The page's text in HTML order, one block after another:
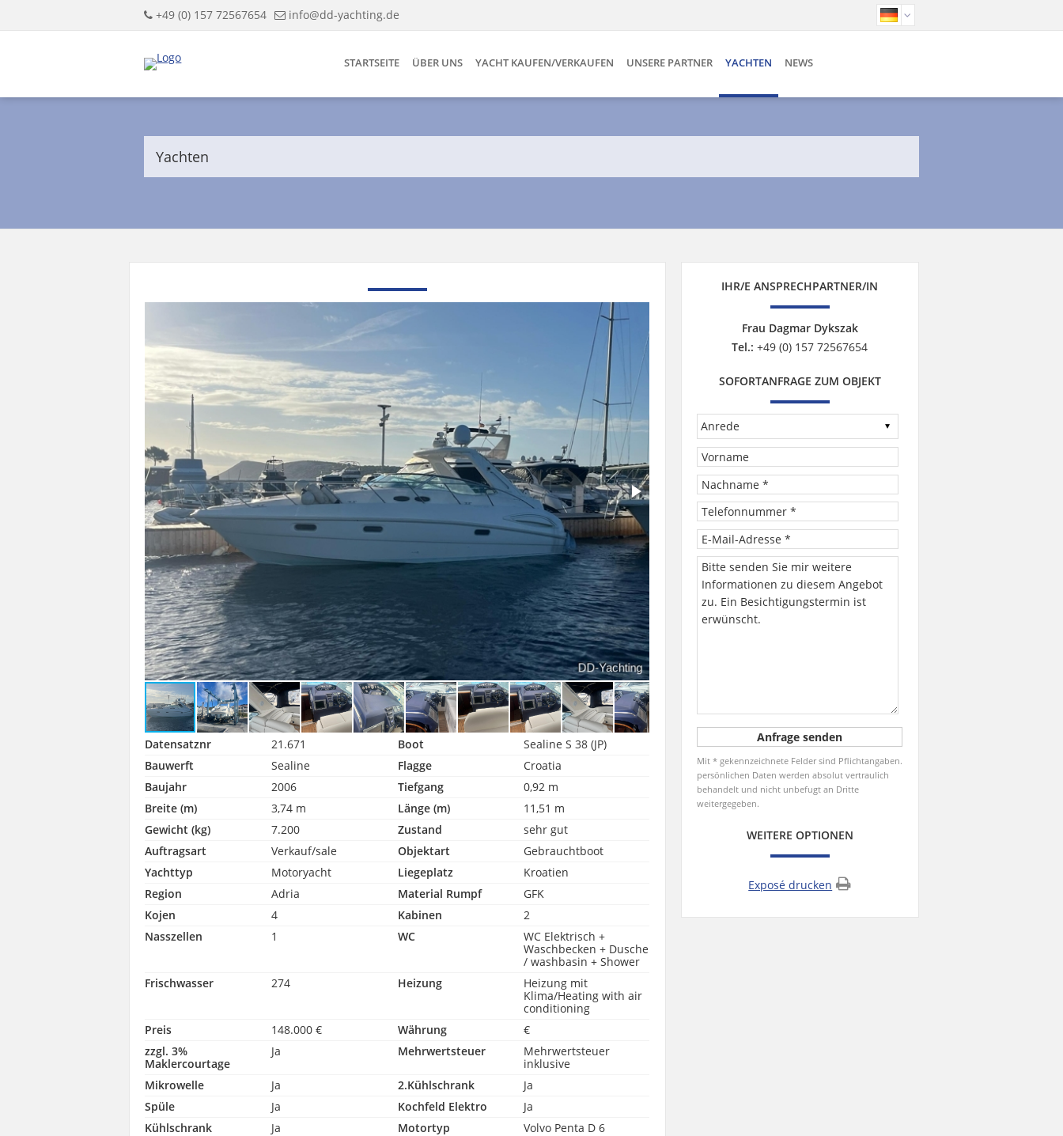
+49 (0) 157 72567654 info@dd-yachting.de
STARTSEITE ÜBER UNS YACHT KAUFEN/VERKAUFEN UNSERE PARTNER YACHTEN NEWS
Yachten
Datensatznr 21.671 Boot
Sealine S 38 (JP)
Bauwerft
Sealine Flagge
Croatia
Baujahr
2006 Tiefgang
0,92 m
Breite (m)
3,74 m Länge (m)
11,51 m
Gewicht (kg)
7.200 Zustand
sehr gut
Auftragsart
Verkauf/sale Objektart
Gebrauchtboot
Yachttyp
Motoryacht Liegeplatz
Kroatien
Region
Adria Material Rumpf
GFK
Kojen
4 Kabinen
2
Nasszellen
1 WC
WC Elektrisch +
Waschbecken + Dusche
/ washbasin + Shower
Frischwasser
274 Heizung
Heizung mit
Klima/Heating with air
conditioning
Preis
148.000 € Währung
€
zzgl. 3%
Maklercourtage
Ja Mehrwertsteuer
Mehrwertsteuer
inklusive
Mikrowelle
Ja 2.Kühlschrank
Ja
Spüle
Ja Kochfeld Elektro
Ja
Kühlschrank
Ja Motortyp
Volvo Penta D 6
IHR/E ANSPRECHPARTNER/IN
Frau Dagmar Dykszak
Tel.: +49 (0) 157 72567654
SOFORTANFRAGE ZUM OBJEKT
Mit * gekennzeichnete Felder sind Pflichtangaben.
persönlichen Daten werden absolut vertraulich
behandelt und nicht unbefugt an Dritte
weitergegeben.
WEITERE OPTIONEN
Exposé drucken